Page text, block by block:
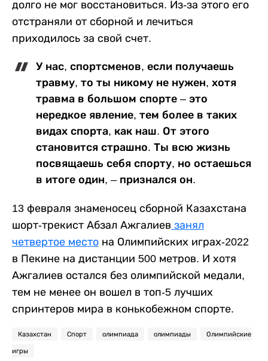
долго не мог восстановиться. Из-за этого его
отстраняли от сборной и лечиться
приходилось за свой счет.
У нас, спортсменов, если получаешь
травму, то ты никому не нужен, хотя
травма в большом спорте – это
нередкое явление, тем более в таких
видах спорта, как наш. От этого
становится страшно. Ты всю жизнь
посвящаешь себя спорту, но остаешься
в итоге один, – признался он.
13 февраля знаменосец сборной Казахстана
шорт-трекист Абзал Ажгалиев занял
четвертое место на Олимпийских играх-2022
в Пекине на дистанции 500 метров. И хотя
Ажгалиев остался без олимпийской медали,
тем не менее он вошел в топ-5 лучших
спринтеров мира в конькобежном спорте.
Казахстан Спорт олимпиада олимпиады Олимпийские
игры